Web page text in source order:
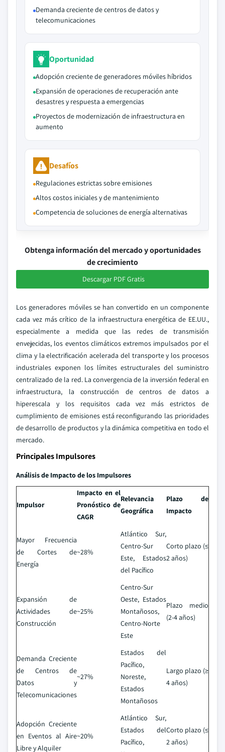
Demanda creciente de centros de datos y
telecomunicaciones
Oportunidad
Adopción creciente de generadores móviles híbridos
Expansión de operaciones de recuperación ante
desastres y respuesta a emergencias
Proyectos de modernización de infraestructura en
aumento
Desafíos
Regulaciones estrictas sobre emisiones
Altos costos iniciales y de mantenimiento
Competencia de soluciones de energía alternativas
Obtenga información del mercado y oportunidades
de crecimiento
Descargar PDF Gratis
Los generadores móviles se han convertido en un componente
cada vez más crítico de la infraestructura energética de EE.UU.,
especialmente a medida que las redes de transmisión
envejecidas, los eventos climáticos extremos impulsados por el
clima y la electrificación acelerada del transporte y los procesos
industriales exponen los límites estructurales del suministro
centralizado de la red. La convergencia de la inversión federal en
infraestructura, la construcción de centros de datos a
hiperescala y los requisitos cada vez más estrictos de
cumplimiento de emisiones está reconfigurando las prioridades
de desarrollo de productos y la dinámica competitiva en todo el
mercado.
Principales Impulsores
Análisis de Impacto de los Impulsores
Impulsor
Impacto en el
Pronóstico de
CAGR
Relevancia
Geográfica
Plazo de
Impacto
Mayor Frecuencia
de Cortes de
Energía
~28%
Atlántico Sur,
Centro-Sur
Este, Estados
del Pacífico
Corto plazo (≤
2 años)
Expansión de
Actividades de
Construcción
~25%
Centro-Sur
Oeste, Estados
Montañosos,
Centro-Norte
Este
Plazo medio
(2-4 años)
Demanda Creciente
de Centros de
Datos y
Telecomunicaciones
~27%
Estados del
Pacífico,
Noreste,
Estados
Montañosos
Largo plazo (≥
4 años)
Adopción Creciente
en Eventos al Aire
Libre y Alquiler
~20%
Atlántico Sur,
Estados del
Pacífico,
Corto plazo (≤
2 años)